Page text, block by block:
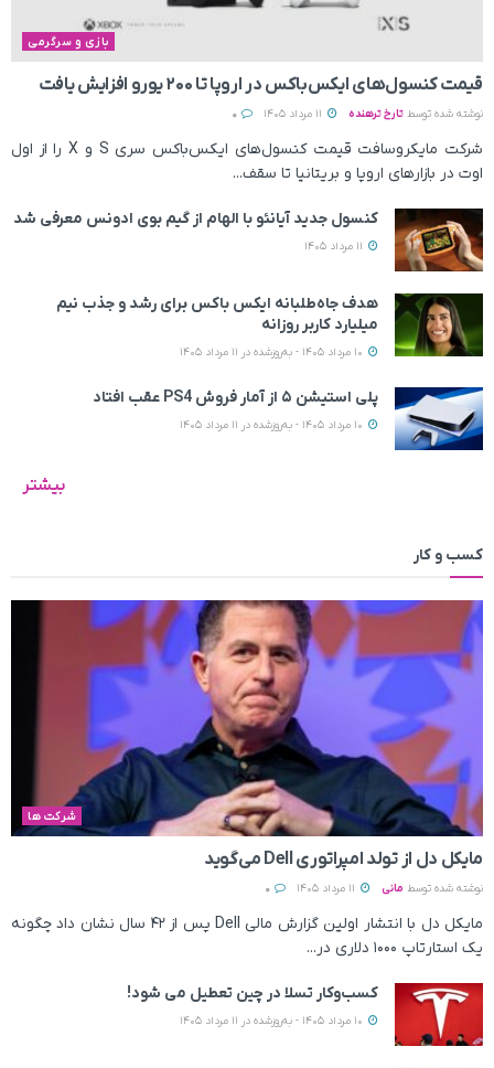
بازی و سرگرمی
قیمت کنسول‌های ایکس‌باکس در اروپا تا ۲۰۰ یورو افزایش یافت
نوشته شده توسط تارخ ترهنده
شرکت مایکروسافت قیمت کنسول‌های ایکس‌باکس سری S و X را از اول
اوت در بازارهای اروپا و بریتانیا تا سقف...
کنسول جدید آیانئو با الهام از گیم بوی ادونس معرفی شد
هدف جاه‌طلبانه ایکس باکس برای رشد و جذب نیم
میلیارد کاربر روزانه
پلی استیشن ۵ از آمار فروش PS4 عقب افتاد
بیشتر
کسب و کار
شرکت ها
مایکل دل از تولد امپراتوری Dell می‌گوید
نوشته شده توسط مانی
مایکل دل با انتشار اولین گزارش مالی Dell پس از ۴۲ سال نشان داد چگونه
یک استارتاپ ۱۰۰۰ دلاری در...
کسب‌وکار تسلا در چین تعطیل می‌ شود!